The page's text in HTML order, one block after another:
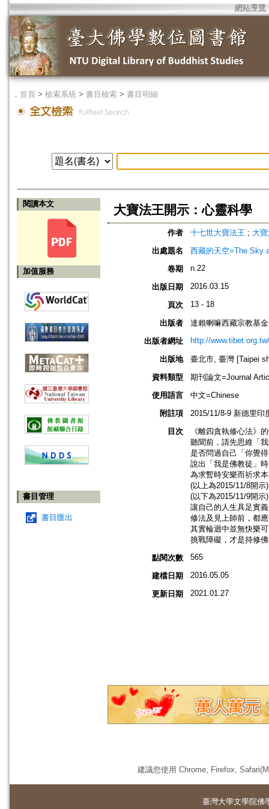
網站導覽
． 首頁 > 檢索系統 > 書目檢索 > 書目明細
閱讀本文
加值服務
書目管理
書目匯出
大寶法王開示：心靈科學
作者 十七世大寶法王 ; 大
出處題名
西藏的天空=The Sky
卷期
n.22
出版日期 2016.03.15
頁次 13 - 18
出版者
達賴喇嘛西藏宗教基
出版者網址
http://www.tibet.org.tw/
出版地
臺北市, 臺灣 [Taipei
資料類型
期刊論文=Journal
使用語言
中文=Chinese
附註項
2015/11/8-9 新德里印
目次
《離四貪執修心法》
聽聞前，請先思維「
是否問過自己「你覺
說出「我是佛教徒」
為求暫時安樂而祈求
(以上為2015/11/8開示)
(以下為2015/11/9開示)
讓自己的人生具足實
修法及見上師前，都
其實輪迴中並無快樂
挑戰障礙，才是持修
點閱次數
565
建檔日期 2016.05.05
更新日期 2021.01.27
建議您使用 Chrome, Firefox,
臺灣大學文學院佛